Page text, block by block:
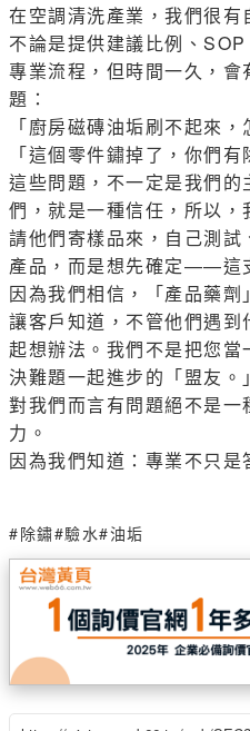
在空調清洗產業，我們很有
不論是提供建議比例、
專業流程，但時間一久，
題：
「廚房磁磚油垢刷不起來，
「這個零件鏽掉了，你們有
這些問題，不一定是我們
們，就是一種信任，所以
請他們寄樣品來，自己測
產品，而是想先確定——這
因為我們相信，「產品藥劑
讓客戶知道，不管他們遇
起想辦法。我們不是把您
決難題一起進步的「盟友。」
對我們而言有問題絕不是
力。
因為我們知道：專業不只是
#除鏽#驗水#油垢